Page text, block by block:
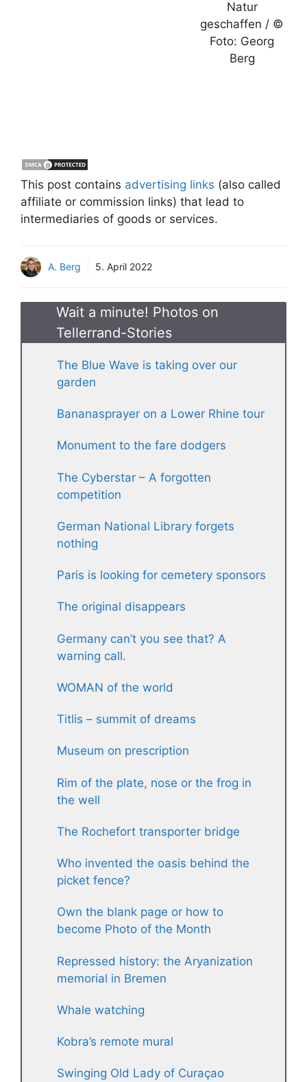
Natur
geschaffen / ©
Foto: Georg
Berg
This post contains advertising links (also called
affiliate or commission links) that lead to
intermediaries of goods or services.
A. Berg 5. April 2022
Wait a minute! Photos on
Tellerrand-Stories
The Blue Wave is taking over our
garden
Bananasprayer on a Lower Rhine tour
Monument to the fare dodgers
The Cyberstar – A forgotten
competition
German National Library forgets
nothing
Paris is looking for cemetery sponsors
The original disappears
Germany can’t you see that? A
warning call.
WOMAN of the world
Titlis – summit of dreams
Museum on prescription
Rim of the plate, nose or the frog in
the well
The Rochefort transporter bridge
Who invented the oasis behind the
picket fence?
Own the blank page or how to
become Photo of the Month
Repressed history: the Aryanization
memorial in Bremen
Whale watching
Kobra’s remote mural
Swinging Old Lady of Curaçao